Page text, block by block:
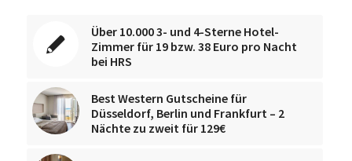
Über 10.000 3- und 4-Sterne Hotel-
Zimmer für 19 bzw. 38 Euro pro Nacht
bei HRS
Best Western Gutscheine für
Düsseldorf, Berlin und Frankfurt – 2
Nächte zu zweit für 129€